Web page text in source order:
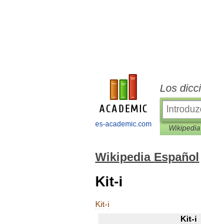
es-academic.com
Los
Wikipedia Español
Kit-i
Kit-i
Kit-i